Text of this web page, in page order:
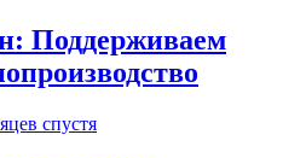
Поддерживаем
спустя